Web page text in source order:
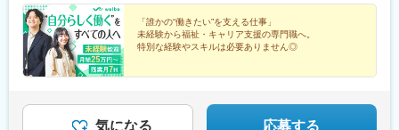
本八幡／市川市南八幡4-15-15■三田駅前／三田市駅前町1-38■泉
佐野／大阪府泉佐野市上町3-3-18■佐賀／佐賀市駅前中央1-7-1■つ
くば／つくば市吾妻1-10-1■相模大野／相模原市南区相模大野3-
19-13■新横浜西口／横浜市神奈川区鶴屋町2-2-17■宮崎橘通／宮
崎市橘通東4-1-2※いずれも開所予定となります。◎受動喫煙対策
駅、新横浜駅、本厚木駅、藤沢駅、溝の口駅、上大岡駅、戸塚
駅、横須賀中央駅、川崎駅、京急川崎駅、平塚駅、向ケ丘遊園
駅、橋本駅(神奈川県)、相模大野駅、横浜駅、新潟駅、電気ビル前
駅、北鉄金沢駅、松本駅、長野駅、名鉄岐阜駅、静岡駅、新浜松
駅、浜北駅、沼津駅、名鉄名古屋駅、名古屋駅、今池駅(愛知県)、
駅、四条駅(京都市営)、烏丸駅、京都河原町駅、西院駅(阪急線)、
桃山御陵前駅、烏丸御池駅、大阪阿部野橋駅、大阪駅、新大阪
「誰かの“働きたい”を支える仕事」
未経験から福祉・キャリア支援の専門職へ。
特別な経験やスキルは必要ありません◎
気になる 応募する